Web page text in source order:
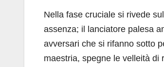
Nella fase cruciale si rivede
assenza; il lanciatore palesa
avversari che si rifanno sotto
maestria, spegne le velleità di